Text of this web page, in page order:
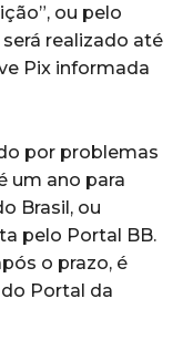
ou pelo
realizado até
Pix informada
por problemas
um ano para
Brasil, ou
pelo Portal BB.
o prazo, é
Portal da